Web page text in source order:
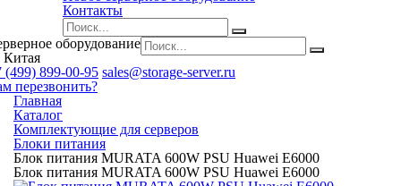
Контакты
оборудование
Китая
(499) 899-00-95 sales@storage-server.ru
перезвонить?
Главная
Каталог
Комплектующие для серверов
Блоки питания
Блок питания MURATA 600W PSU Huawei E6000
Блок питания MURATA 600W PSU Huawei E6000